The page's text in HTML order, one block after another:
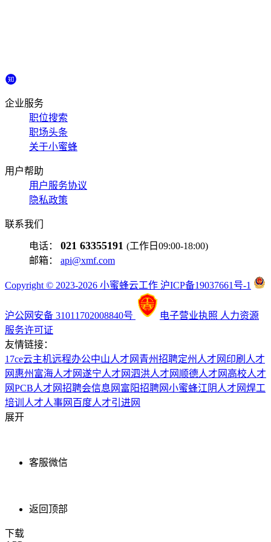
企业服务
职位搜索
职场头条
关于小蜜蜂
用户帮助
用户服务协议
隐私政策
联系我们
电话： 021 63355191 (工作日09:00-18:00)
邮箱： api@xmf.com
Copyright © 2023-2026 小蜜蜂云工作 沪ICP备19037661号-1
沪公网安备 31011702008840号 电子营业执照 人力资源
服务许可证
友情链接：
17ce云主机远程办公中山人才网 青州招聘定州人才网 印刷人才
网 惠州富海人才网遂宁人才网泗洪人才网 顺德人才网 高校人才
网PCB人才网招聘会信息网 富阳招聘网小蜜蜂江阴人才网焊工
培训 人才人事网 百度人才引进网
展开
客服微信
返回顶部
下载